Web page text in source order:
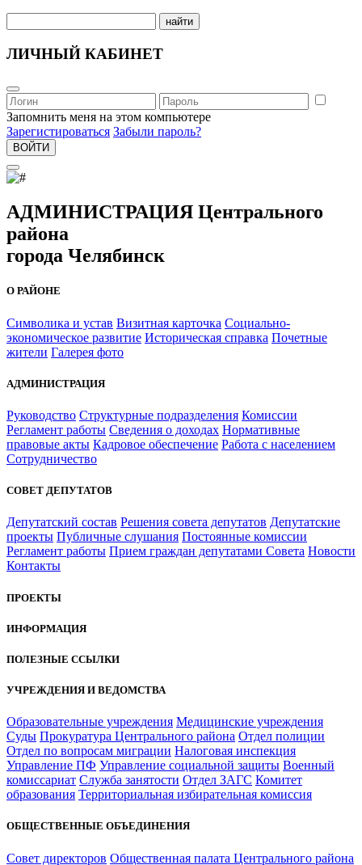
найти
ЛИЧНЫЙ КАБИНЕТ
Запомнить меня на этом компьютере
Зарегистироваться Забыли пароль?
ВОЙТИ
АДМИНИСТРАЦИЯ Центрального
района
города Челябинск
О РАЙОНЕ
Символика и устав Визитная карточка Социально-
экономическое развитие Историческая справка Почетные
жители Галерея фото
АДМИНИСТРАЦИЯ
Руководство Структурные подразделения Комиссии
Регламент работы Сведения о доходах Нормативные
правовые акты Кадровое обеспечение Работа с населением
Сотрудничество
СОВЕТ ДЕПУТАТОВ
Депутатский состав Решения совета депутатов Депутатские
проекты Публичные слушания Постоянные комиссии
Регламент работы Прием граждан депутатами Совета Новости
Контакты
ПРОЕКТЫ
ИНФОРМАЦИЯ
ПОЛЕЗНЫЕ ССЫЛКИ
УЧРЕЖДЕНИЯ И ВЕДОМСТВА
Образовательные учреждения Медицинские учреждения
Суды Прокуратура Центрального района Отдел полиции
Отдел по вопросам миграции Налоговая инспекция
Управление ПФ Управление социальной защиты Военный
комиссариат Служба занятости Отдел ЗАГС Комитет
образования Территориальная избирательная комиссия
ОБЩЕСТВЕННЫЕ ОБЪЕДИНЕНИЯ
Совет директоров Общественная палата Центрального района